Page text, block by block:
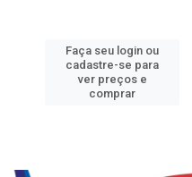
Faça seu login ou
cadastre-se para
ver preços e
comprar